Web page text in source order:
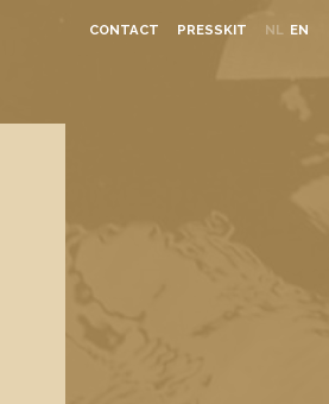
CONTACT PRESSKIT NL EN